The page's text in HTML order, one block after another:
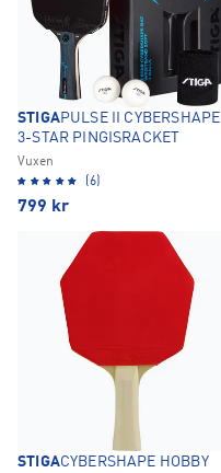
STIGAPULSE II CYBERSHAPE
3-STAR PINGISRACKET
Vuxen
(6)
799 kr
STIGACYBERSHAPE HOBBY